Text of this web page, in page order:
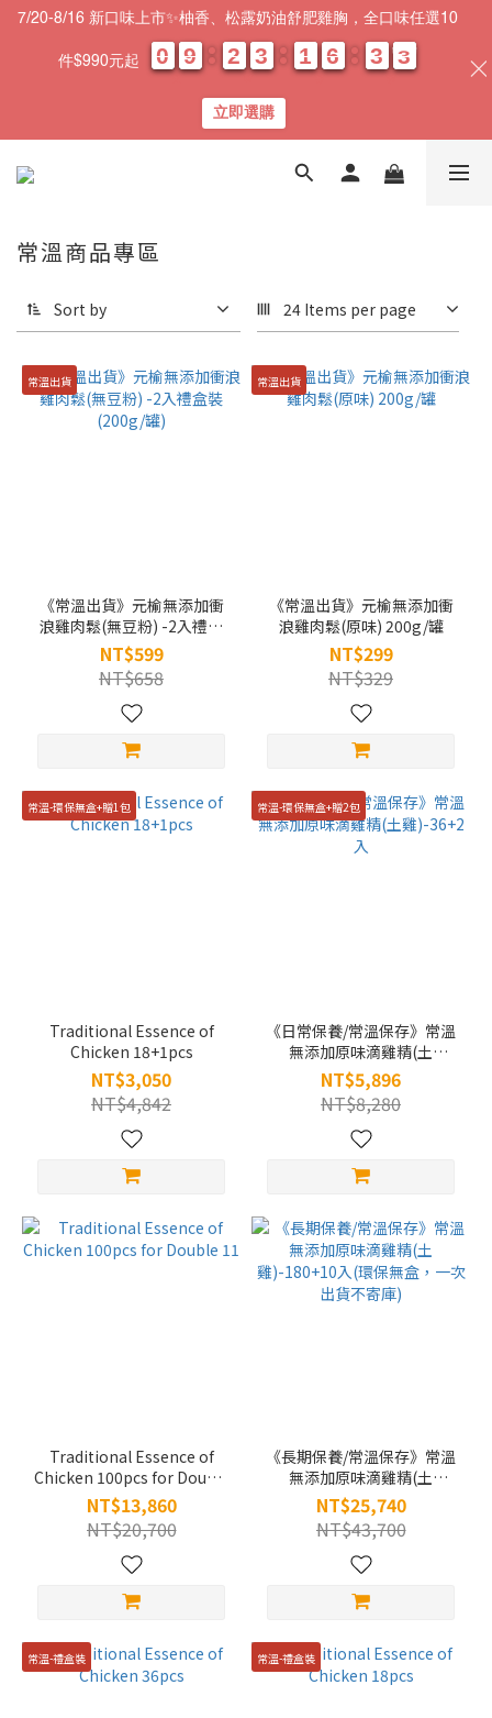
常溫商品專區
Sort by 24 Items per page
常溫出貨
《常溫出貨》元榆無添加衝
浪雞肉鬆(無豆粉) -2入禮盒
裝 (200g/罐)
NT$599
NT$658
常溫出貨
《常溫出貨》元榆無添加衝
浪雞肉鬆(原味) 200g/罐
NT$299
NT$329
常溫-環保無盒+贈1包
Traditional Essence of
Chicken 18+1pcs
NT$3,050
NT$4,842
常溫-環保無盒+贈2包
《日常保養/常溫保存》常溫
無添加原味滴雞精(土
雞)-36+2入
NT$5,896
NT$8,280
Traditional Essence of
Chicken 100pcs for Double
11
NT$13,860
NT$20,700
《長期保養/常溫保存》常溫
無添加原味滴雞精(土
雞)-180+10入(環保無盒，一
次出貨不寄庫)
NT$25,740
NT$43,700
常溫-禮盒裝 常溫-禮盒裝
7/20-8/16 新口味上市✨柚香、松露奶油舒肥雞胸，全口味任選10
件$990元起 0
0
0
0 9
9
9
9 2
2
2
2 3
3
3
3 1
1
1
1 6
6
6
6 3
3
3
3 0
0
2
2
2
2
立即選購